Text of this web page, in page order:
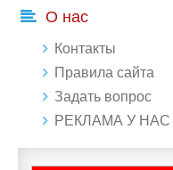
О нас
Контакты
Правила сайта
Задать вопрос
РЕКЛАМА У НАС